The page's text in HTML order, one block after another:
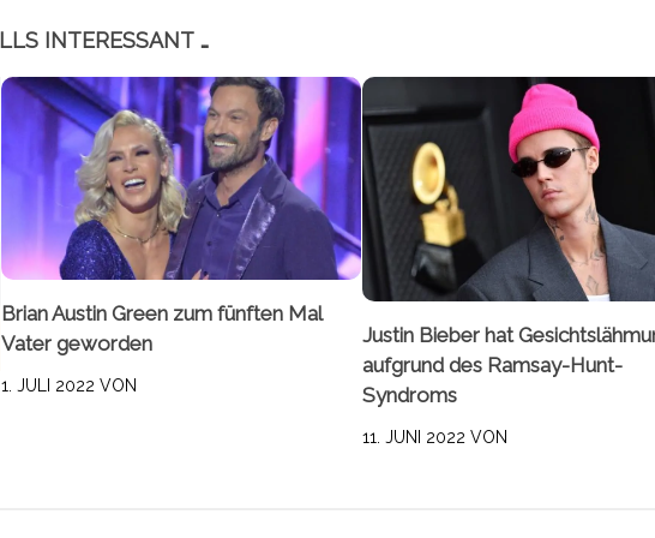
INTERESSANT …
Brian Austin Green zum fünften Mal
Vater geworden
1. JULI 2022 VON
Justin Bieber hat
aufgrund des Ramsay-Hunt-
Syndroms
11. JUNI 2022 VON